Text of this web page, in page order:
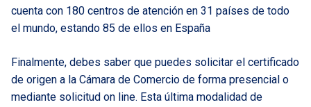
cuenta con 180 centros de atención en 31 países de todo
el mundo, estando 85 de ellos en España
Finalmente, debes saber que puedes solicitar el certificado
de origen a la Cámara de Comercio de forma presencial o
mediante solicitud on line. Esta última modalidad de